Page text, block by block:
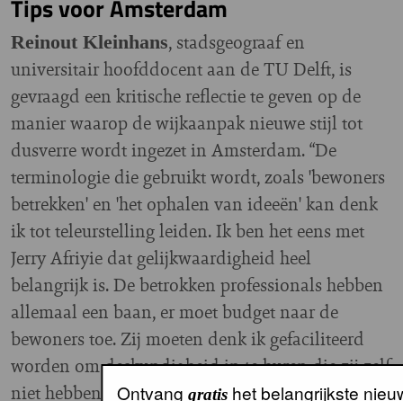
Tips voor Amsterdam
Reinout Kleinhans, stadsgeograaf en
universitair hoofddocent aan de TU Delft, is
gevraagd een kritische reflectie te geven op de
manier waarop de wijkaanpak nieuwe stijl tot
dusverre wordt ingezet in Amsterdam. “De
terminologie die gebruikt wordt, zoals 'bewoners
betrekken' en 'het ophalen van ideeën' kan denk
ik tot teleurstelling leiden. Ik ben het eens met
Jerry Afriyie dat gelijkwaardigheid heel
belangrijk is. De betrokken professionals hebben
allemaal een baan, er moet budget naar de
bewoners toe. Zij moeten denk ik gefaciliteerd
worden om deskundigheid in te huren die zij zelf
niet hebben maar wel nodig hebben in het
Ontvang gratishet belangrijkste